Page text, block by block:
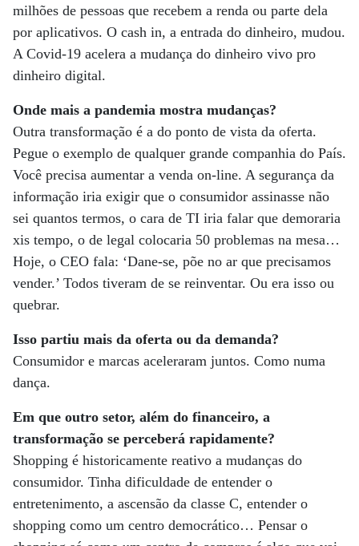
milhões de pessoas que recebem a renda ou parte dela
por aplicativos. O cash in, a entrada do dinheiro, mudou.
A Covid-19 acelera a mudança do dinheiro vivo pro
dinheiro digital.
Onde mais a pandemia mostra mudanças?
Outra transformação é a do ponto de vista da oferta.
Pegue o exemplo de qualquer grande companhia do País.
Você precisa aumentar a venda on-line. A segurança da
informação iria exigir que o consumidor assinasse não
sei quantos termos, o cara de TI iria falar que demoraria
xis tempo, o de legal colocaria 50 problemas na mesa…
Hoje, o CEO fala: ‘Dane-se, põe no ar que precisamos
vender.’ Todos tiveram de se reinventar. Ou era isso ou
quebrar.
Isso partiu mais da oferta ou da demanda?
Consumidor e marcas aceleraram juntos. Como numa
dança.
Em que outro setor, além do financeiro, a
transformação se perceberá rapidamente?
Shopping é historicamente reativo a mudanças do
consumidor. Tinha dificuldade de entender o
entretenimento, a ascensão da classe C, entender o
shopping como um centro democrático… Pensar o